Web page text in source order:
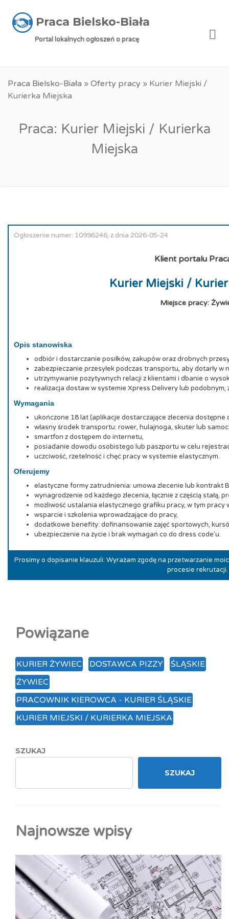
Praca Bielsko-Biała
Portal lokalnych ogłoszeń o pracę
Praca Bielsko-Biała » Oferty pracy » Kurier Miejski /
Kurierka Miejska
Praca: Kurier Miejski / Kurierka
Miejska
Ogłoszenie numer: 10996246, z dnia 2026-05-24
Klient portalu
Kurier Miejski /
Miejsce pracy:
Opis stanowiska
odbiór i dostarczanie posiłków, zakupów oraz drobnych
zabezpieczanie przesyłek podczas transportu, aby dotarły w
utrzymywanie pozytywnych relacji z klientami i dbanie o
realizacja dostaw w systemie Xpress Delivery lub podobnym,
Wymagania
ukończone 18 lat (aplikacje dostarczające zlecenia dostępne
własny środek transportu: rower, hulajnoga, skuter lub
smartfon z dostępem do internetu,
posiadanie dowodu osobistego lub paszportu w celu
uczciwość, rzetelność i chęć pracy w systemie elastycznym.
Oferujemy
elastyczne formy zatrudnienia: umowa zlecenie lub kontrakt
wynagrodzenie od każdego zlecenia, łącznie z częścią stałą,
możliwość ustalania elastycznego grafiku pracy, w tym pracy
wsparcie i szkolenia wprowadzające do pracy,
dodatkowe benefity: dofinansowanie zajęć sportowych,
ubezpieczenie na życie i brak wymagań co do dress code’u.
Prosimy o dopisanie klauzuli: Wyrażam zgodę na przetwarzanie
procesie rekrutacji.
Powiązane
KURIER ŻYWIEC DOSTAWCA PIZZY
ŚLĄSKIE
ŻYWIEC
PRACOWNIK KIEROWCA - KURIER ŚLĄSKIE
KURIER MIEJSKI / KURIERKA MIEJSKA
SZUKAJ
SZUKAJ
Najnowsze wpisy